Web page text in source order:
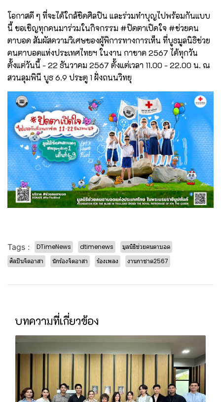
โอกาสดี ๆ ที่จะได้ใกล้ชิดศิลปิน และร่วมทำบุญไปพร้อมกันแบบ
นี้ ขอเชิญทุกคนมาร่วมในกิจกรรม #ปิดตาเปิดใจ #ช่วยคน
ตาบอด สัมผัสความวิเศษของผู้พิการทางการเห็น ที่บูธมูลนิธิช่วย
คนตาบอดแห่งประเทศไทยฯ ในงาน กาชาด 2567 ได้ทุกวัน
ตั้งแต่วันนี้ - 22 ธันวาคม 2567 ตั้งแต่เวลา 11.00 - 22.00 น. ณ
สวนลุมพินี บูธ 6.9 ประตู 1 ฝั่งถนนวิทยุ
Tags : DTimeNews dtimenews
มูลนิธิช่วยคนตาบอด
ศิลปินจิตอาสา
นักร้องจิตอาสา ร้องเพลง งานกาชาด2567
บทความที่เกี่ยวข้อง